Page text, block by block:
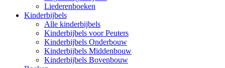
Liederenboeken
Kinderbijbels
Alle kinderbijbels
Kinderbijbels voor Peuters
Kinderbijbels Onderbouw
Kinderbijbels Middenbouw
Kinderbijbels Bovenbouw